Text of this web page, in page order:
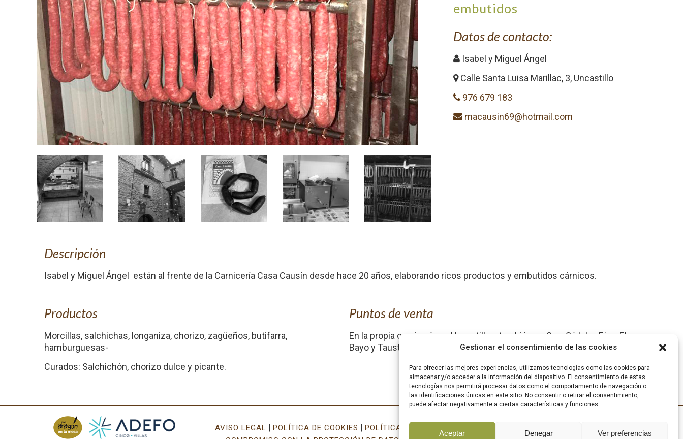
Gestionar el consentimiento de las cookies
Para ofrecer las mejores experiencias, utilizamos tecnologías como las cookies para
almacenar y/o acceder a la información del dispositivo. El consentimiento de estas
tecnologías nos permitirá procesar datos como el comportamiento de navegación o
las identificaciones únicas en este sitio. No consentir o retirar el consentimiento,
puede afectar negativamente a ciertas características y funciones.
Aceptar Denegar Ver preferencias
embutidos
Datos de contacto:
Isabel y Miguel Ángel
Calle Santa Luisa Marillac, 3, Uncastillo
976 679 183
macausin69@hotmail.com
Descripción
Isabel y Miguel Ángel están al frente de la Carnicería Casa Causín desde hace 20 años, elaborando ricos productos y embutidos cárnicos.
Productos
Morcillas, salchichas, longaniza, chorizo, zagüeños, butifarra,
hamburguesas-
Curados: Salchichón, chorizo dulce y picante.
Puntos de venta
En la propia carnicería en Uncastillo y también en Sos, Sádaba, Ejea, El
Bayo y Tauste.
AVISO LEGAL | POLÍTICA DE COOKIES | POLÍTICA DE PRIVACIDAD